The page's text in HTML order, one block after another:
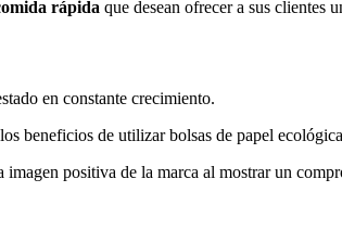
rápida que desean ofrecer a sus clientes
en constante crecimiento.
beneficios de utilizar bolsas de papel
imagen positiva de la marca al mostrar un